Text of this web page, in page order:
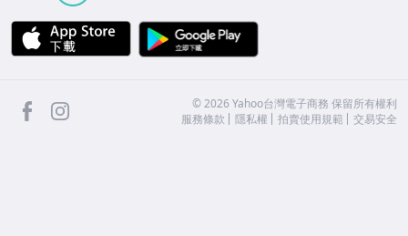
APP Store
facebook ©2026 Yahoo台灣電子商務 保留所有權利
服務條款
隱私權 拍賣使用規範 交易安全